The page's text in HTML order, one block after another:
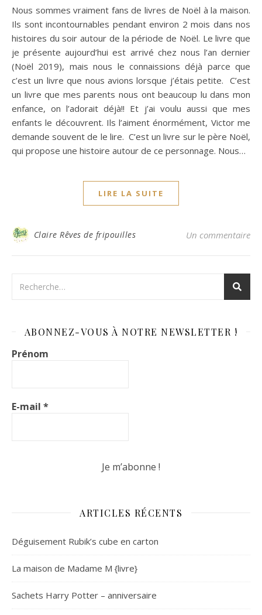
Nous sommes vraiment fans de livres de Noël à la maison.
Ils sont incontournables pendant environ 2 mois dans nos
histoires du soir autour de la période de Noël. Le livre que
je présente aujourd’hui est arrivé chez nous l’an dernier
(Noël 2019), mais nous le connaissions déjà parce que
c’est un livre que nous avions lorsque j’étais petite. C’est
un livre que mes parents nous ont beaucoup lu dans mon
enfance, on l’adorait déjà!! Et j’ai voulu aussi que mes
enfants le découvrent. Ils l’aiment énormément, Victor me
demande souvent de le lire. C’est un livre sur le père Noël,
qui propose une histoire autour de ce personnage. Nous…
LIRE LA SUITE
Claire Rêves de fripouilles Un commentaire
ABONNEZ-VOUS À NOTRE NEWSLETTER !
Prénom
E-mail *
ARTICLES RÉCENTS
Déguisement Rubik’s cube en carton
La maison de Madame M {livre}
Sachets Harry Potter – anniversaire